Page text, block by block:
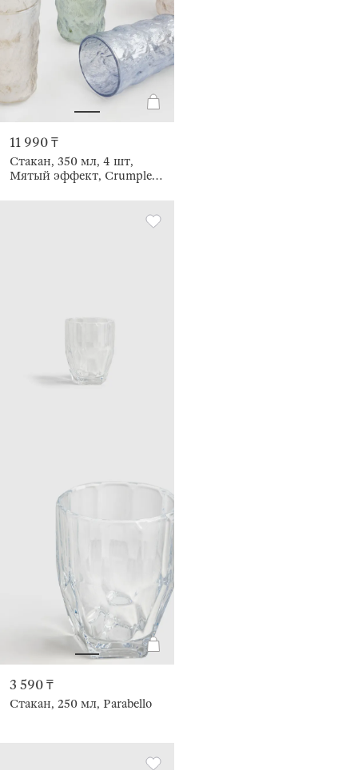
11 990 ₸
Стакан, 350 мл, 4 шт,
Мятый эффект, Crumple
3 590 ₸
Стакан, 250 мл, Parabello